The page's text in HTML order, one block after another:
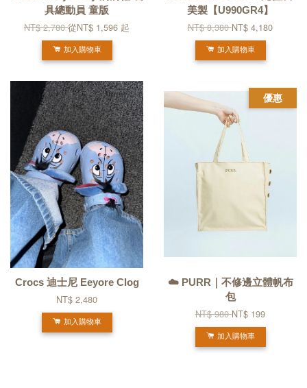
具總動員 童版
NT$ 2,780從NT$ 1,596 起
加入購物車
美製【U990GR4】
NT$ 8,380NT$ 4,180
加入購物車
Crocs 迪士尼 Eeyore Clog
NT$ 2,480
加入購物車
優惠
☁️ PURR｜不修邊立體帆布
包
NT$ 980NT$ 199
加入購物車